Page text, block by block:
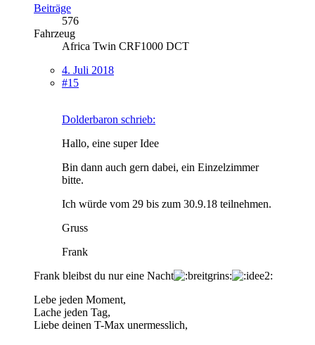
Beiträge
576
Fahrzeug
Africa Twin CRF1000 DCT
4. Juli 2018
#15
Dolderbaron schrieb:
Hallo, eine super Idee
Bin dann auch gern dabei, ein Einzelzimmer
bitte.
Ich würde vom 29 bis zum 30.9.18 teilnehmen.
Gruss
Frank
Frank bleibst du nur eine Nacht
Lebe jeden Moment,
Lache jeden Tag,
Liebe deinen T-Max unermesslich,